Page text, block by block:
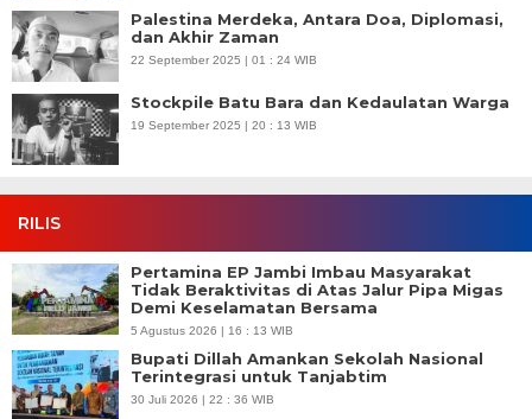
Palestina Merdeka, Antara Doa, Diplomasi,
dan Akhir Zaman
22 September 2025 | 01 : 24 WIB
Stockpile Batu Bara dan Kedaulatan Warga
19 September 2025 | 20 : 13 WIB
RILIS
Pertamina EP Jambi Imbau Masyarakat
Tidak Beraktivitas di Atas Jalur Pipa Migas
Demi Keselamatan Bersama
5 Agustus 2026 | 16 : 13 WIB
Bupati Dillah Amankan Sekolah Nasional
Terintegrasi untuk Tanjabtim
30 Juli 2026 | 22 : 36 WIB